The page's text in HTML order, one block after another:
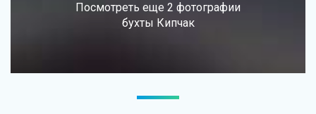
Посмотреть еще 2 фотографии
бухты Кипчак